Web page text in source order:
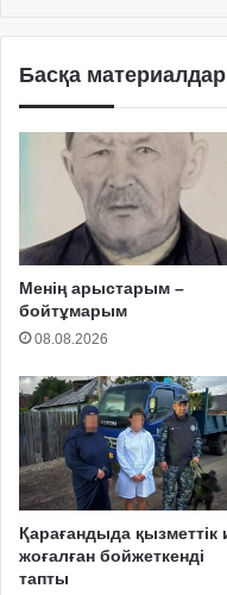
Басқа материалдар
Менің арыстарым –
бойтұмарым
08.08.2026
Қарағандыда қызметтік
жоғалған бойжеткенді
тапты